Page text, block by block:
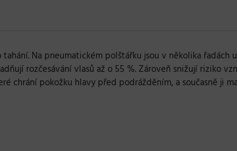
Na pneumatickém polštářku jsou v několika řadách
rozčesávání vlasů až o 55 %. Zároveň snižují riziko
chrání pokožku hlavy před podrážděním, a současně ji